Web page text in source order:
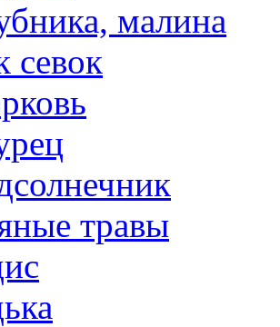
малина
севок
травы